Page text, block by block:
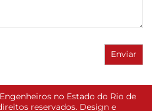
no Estado do Rio de
reservados. Design e